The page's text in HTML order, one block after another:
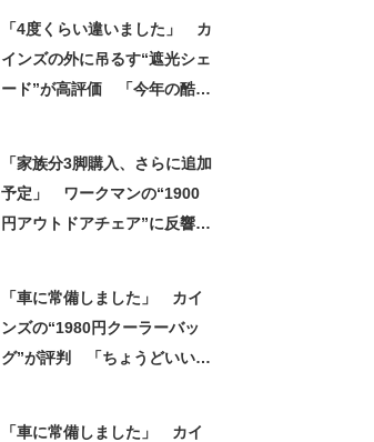
「4度くらい違いました」 カ
インズの外に吊るす“遮光シェ
ード”が高評価 「今年の酷暑
「家族分3脚購入、さらに追加
予定」 ワークマンの“1900
円アウトドアチェア”に反響
「車に常備しました」 カイ
ンズの“1980円クーラーバッ
グ”が評判 「ちょうどいい大
「車に常備しました」 カイ